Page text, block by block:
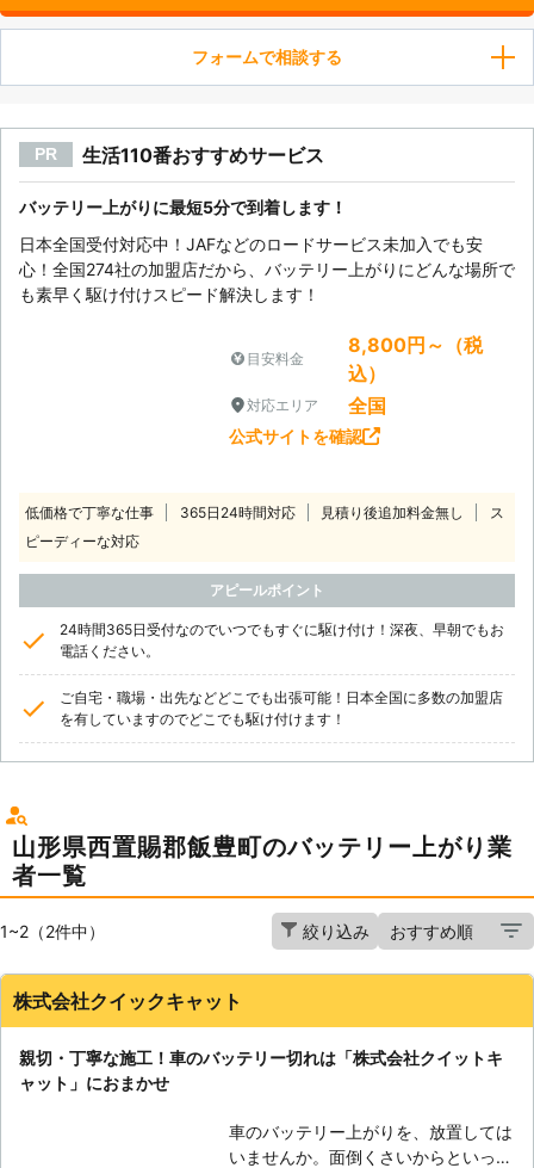
フォームで相談する
PR 生活110番おすすめサービス
バッテリー上がりに最短5分で到着します！
日本全国受付対応中！JAFなどのロードサービス未加入でも安
心！全国274社の加盟店だから、バッテリー上がりにどんな場所で
も素早く駆け付けスピード解決します！
目安料金
8,800円～（税
込）
対応エリア 全国
公式サイトを確認
低価格で丁寧な仕事 365日24時間対応 見積り後追加料金無し
ス
ピーディーな対応
アピールポイント
24時間365日受付なのでいつでもすぐに駆け付け！深夜、早朝でもお
電話ください。
ご自宅・職場・出先などどこでも出張可能！日本全国に多数の加盟店
を有していますのでどこでも駆け付けます！
山形県西置賜郡飯豊町のバッテリー上がり業
者一覧
1~2（2件中） 絞り込み
株式会社クイックキャット
親切・丁寧な施工！車のバッテリー切れは「株式会社クイットキ
ャット」におまかせ
車のバッテリー上がりを、放置しては
いませんか。面倒くさいからといって